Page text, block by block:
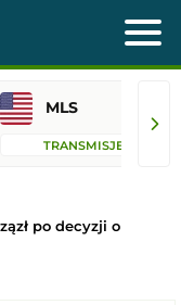
MLS
TRANSMISJE
po decyzji o